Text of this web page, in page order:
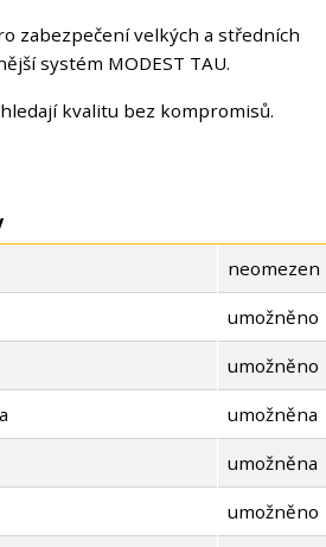
zabezpečení velkých a středních
systém MODEST TAU.
kvalitu bez kompromisů.
neomezen
umožněno
umožněno
umožněna
umožněna
umožněno